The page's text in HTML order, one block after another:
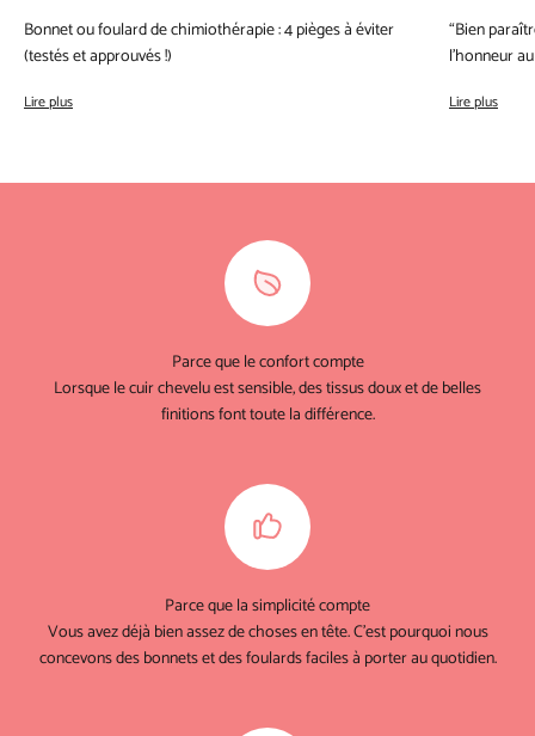
Bonnet ou foulard de chimiothérapie : 4 pièges à éviter
(testés et approuvés !)
Lire plus
“Bien
l’honneur
Lire plus
Parce que le confort compte
Lorsque le cuir chevelu est sensible, des tissus doux et de belles
finitions font toute la différence.
Parce que la simplicité compte
Vous avez déjà bien assez de choses en tête. C'est pourquoi nous
concevons des bonnets et des foulards faciles à porter au quotidien.